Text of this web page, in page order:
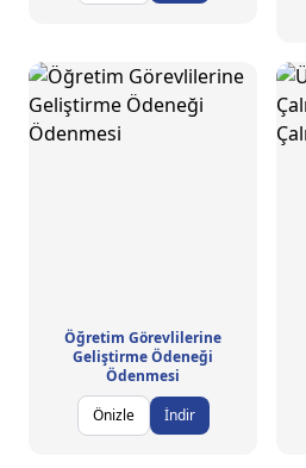
Öğretim Görevlilerine
Geliştirme Ödeneği
Ödenmesi
Önizle
İndir